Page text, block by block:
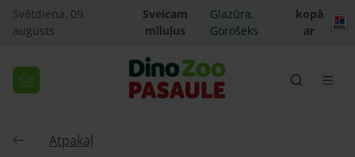
Svētdiena, 09.
augusts
Sveicam
mīluļus
Glazūra,
Gorošeks
kopā
ar
Atpakaļ